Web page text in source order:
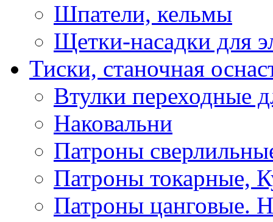
Шпатели, кельмы
Щетки-насадки для
Тиски, станочная
Втулки переходные
Наковальни
Патроны
Патроны токарные,
Патроны цанговые.